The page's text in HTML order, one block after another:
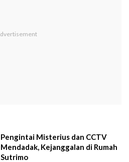
Pengintai Misterius dan CCTV
Mendadak, Kejanggalan di Rumah
Sutrimo